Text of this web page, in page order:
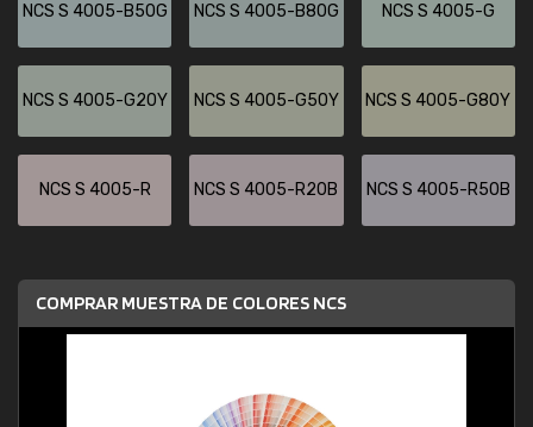
NCS S 4005-B50G NCS S 4005-B80G NCS S 4005-G
NCS S 4005-G20Y NCS S 4005-G50Y NCS S 4005-G80Y
NCS S 4005-R NCS S 4005-R20B NCS S 4005-R50B
COMPRAR MUESTRA DE COLORES NCS